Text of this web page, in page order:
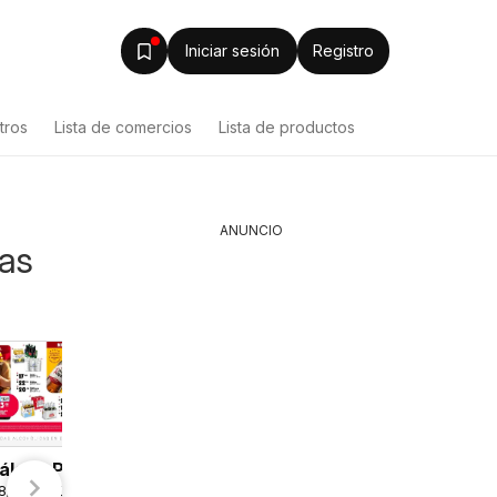
Iniciar sesión Registro
Lista de comercios Lista de productos
Plaza
2026 - 09/08/2026
ANUNCIO